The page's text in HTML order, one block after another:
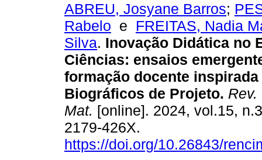
ABREU, Josyane Barros;
Rabelo e FREITAS, Nadia
Silva. Inovação Didática no
Ciências: ensaios
formação docente
Biográficos de Projeto.
Mat. [online]. 2024, vol.15,
2179-426X.
https://doi.org/10.26843/